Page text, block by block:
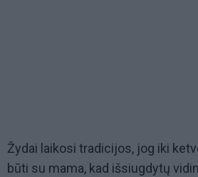
Žydai laikosi tradicijos, jog iki
būti su mama, kad išsiugdytų